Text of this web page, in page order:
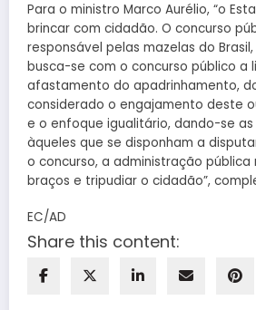
Para o ministro Marco Aurélio, “o
brincar com cidadão. O concurso
responsável pelas mazelas do
busca-se com o concurso público a
afastamento do apadrinhamento,
considerado o engajamento deste
e o enfoque igualitário, dando-se
àqueles que se disponham a
o concurso, a administração pública
braços e tripudiar o cidadão”,
EC/AD
Share this content: